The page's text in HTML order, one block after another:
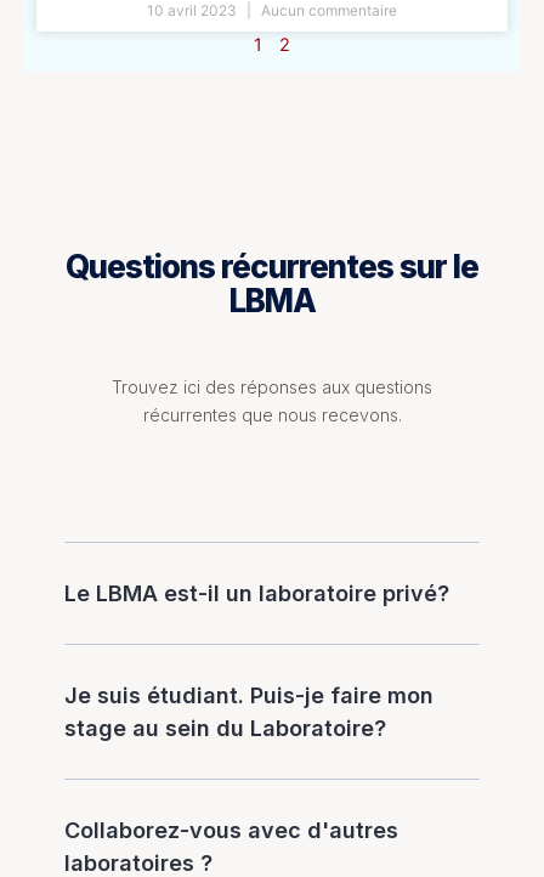
10 avril 2023
Aucun commentaire
1 2
Questions récurrentes sur le
LBMA
Trouvez ici des réponses aux questions
récurrentes que nous recevons.
Le LBMA est-il un laboratoire privé?
Je suis étudiant. Puis-je faire mon
stage au sein du Laboratoire?
Collaborez-vous avec d'autres
laboratoires ?